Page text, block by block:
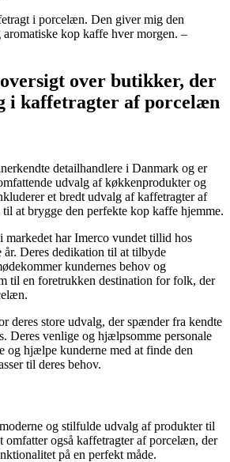
i porcelæn. Den giver mig den
aromatiske kop kaffe hver morgen. –
over butikker, der
i kaffetragter af porcelæn
detailhandlere i Danmark og er
udvalg af køkkenprodukter og
et bredt udvalg af kaffetragter af
at brygge den perfekte kop kaffe hjemme.
markedet har Imerco vundet tillid hos
år. Deres dedikation til at tilbyde
kundernes behov og
til en foretrukken destination for folk, der
deres store udvalg, der spænder fra kendte
Deres venlige og hjælpsomme personale
og hjælpe kunderne med at finde den
til deres behov.
og stilfulde udvalg af produkter til
omfatter også kaffetragter af porcelæn, der
på en perfekt måde.